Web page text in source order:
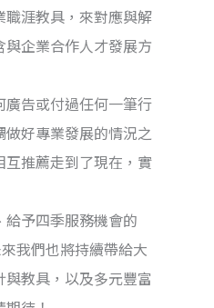
涯教具，來對應與解
企業合作人才發展方
告或付過任何一筆行
好專業發展的情況之
推薦走到了現在，實
予四季服務機會的
我們也將持續帶給大
教具，以及多元豐富